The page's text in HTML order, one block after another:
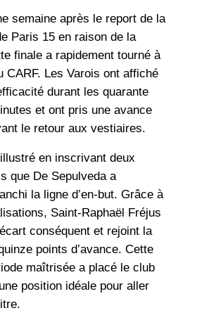
semaine après le report de la
Paris 15 en raison de la
finale a rapidement tourné à
CARF. Les Varois ont affiché
durant les quarante
et ont pris une avance
le retour aux vestiaires.
en inscrivant deux
que De Sepulveda a
la ligne d’en-but. Grâce à
Saint-Raphaël Fréjus
conséquent et rejoint la
points d’avance. Cette
maîtrisée a placé le club
position idéale pour aller